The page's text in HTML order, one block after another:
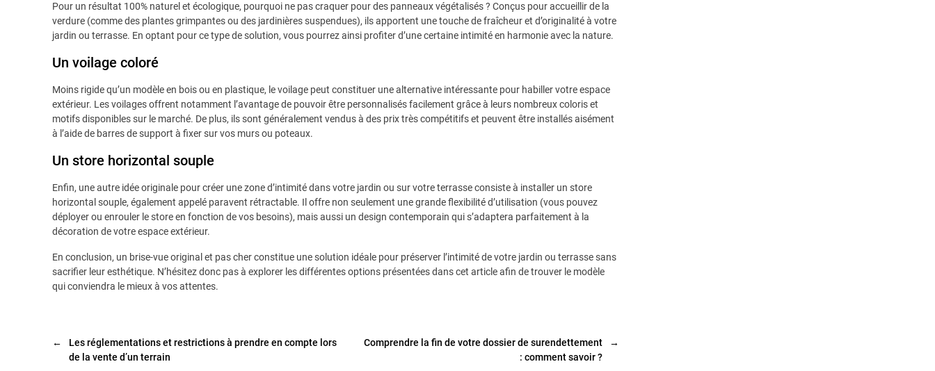
Pour un résultat 100% naturel et écologique, pourquoi ne pas craquer pour des panneaux végétalisés ? Conçus pour accueillir de la
verdure (comme des plantes grimpantes ou des jardinières suspendues), ils apportent une touche de fraîcheur et d’originalité à votre
jardin ou terrasse. En optant pour ce type de solution, vous pourrez ainsi profiter d’une certaine intimité en harmonie avec la nature.
Un voilage coloré
Moins rigide qu’un modèle en bois ou en plastique, le voilage peut constituer une alternative intéressante pour habiller votre espace
extérieur. Les voilages offrent notamment l’avantage de pouvoir être personnalisés facilement grâce à leurs nombreux coloris et
motifs disponibles sur le marché. De plus, ils sont généralement vendus à des prix très compétitifs et peuvent être installés aisément
à l’aide de barres de support à fixer sur vos murs ou poteaux.
Un store horizontal souple
Enfin, une autre idée originale pour créer une zone d’intimité dans votre jardin ou sur votre terrasse consiste à installer un store
horizontal souple, également appelé paravent rétractable. Il offre non seulement une grande flexibilité d’utilisation (vous pouvez
déployer ou enrouler le store en fonction de vos besoins), mais aussi un design contemporain qui s’adaptera parfaitement à la
décoration de votre espace extérieur.
En conclusion, un brise-vue original et pas cher constitue une solution idéale pour préserver l’intimité de votre jardin ou terrasse sans
sacrifier leur esthétique. N’hésitez donc pas à explorer les différentes options présentées dans cet article afin de trouver le modèle
qui conviendra le mieux à vos attentes.
←
Les réglementations et restrictions à prendre en compte lors
de la vente d’un terrain
→
Comprendre la fin de votre dossier de surendettement
: comment savoir ?